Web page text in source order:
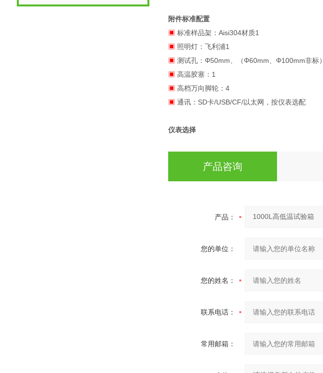
附件标准配置
▣标准样品架：Aisi304材质1
▣ 照明灯：飞利浦1
▣测试孔：Φ50mm、（Φ60mm、Φ100mm非标）
▣高温胶塞：1
▣高档万向脚轮：4
▣通讯：SD卡/USB/CF/以太网，按仪表选配
仪表选择
产品咨询
产品：
您的单位：
您的姓名：
联系电话：
常用邮箱：